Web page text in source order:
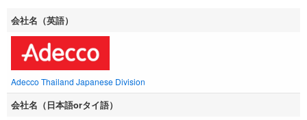
会社名（英語）
Adecco Thailand Japanese Division
会社名（日本語orタイ語）